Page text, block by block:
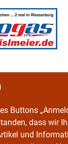
Buttons
dass wir
und